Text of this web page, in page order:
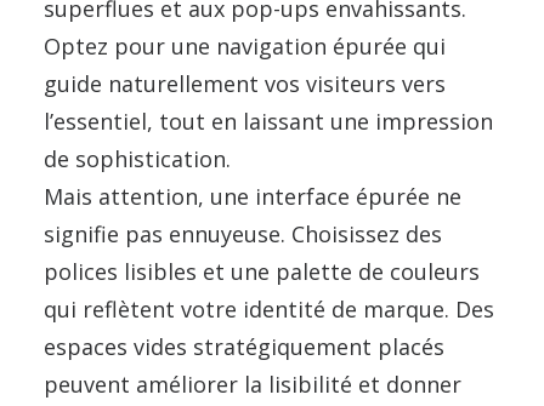
superflues et aux pop-ups envahissants.
Optez pour une navigation épurée qui
guide naturellement vos visiteurs vers
l’essentiel, tout en laissant une impression
de sophistication.
Mais attention, une interface épurée ne
signifie pas ennuyeuse. Choisissez des
polices lisibles et une palette de couleurs
qui reflètent votre identité de marque. Des
espaces vides stratégiquement placés
peuvent améliorer la lisibilité et donner